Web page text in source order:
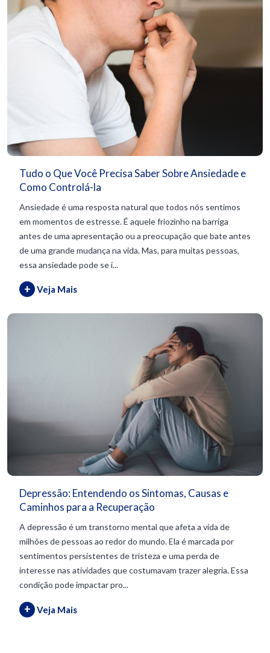
Tudo o Que Você Precisa Saber Sobre Ansiedade e
Como Controlá-la
Ansiedade é uma resposta natural que todos nós sentimos
em momentos de estresse. É aquele friozinho na barriga
antes de uma apresentação ou a preocupação que bate antes
de uma grande mudança na vida. Mas, para muitas pessoas,
essa ansiedade pode se i...
+ Veja Mais
Depressão: Entendendo os Sintomas, Causas e
Caminhos para a Recuperação
A depressão é um transtorno mental que afeta a vida de
milhões de pessoas ao redor do mundo. Ela é marcada por
sentimentos persistentes de tristeza e uma perda de
interesse nas atividades que costumavam trazer alegria. Essa
condição pode impactar pro...
+ Veja Mais